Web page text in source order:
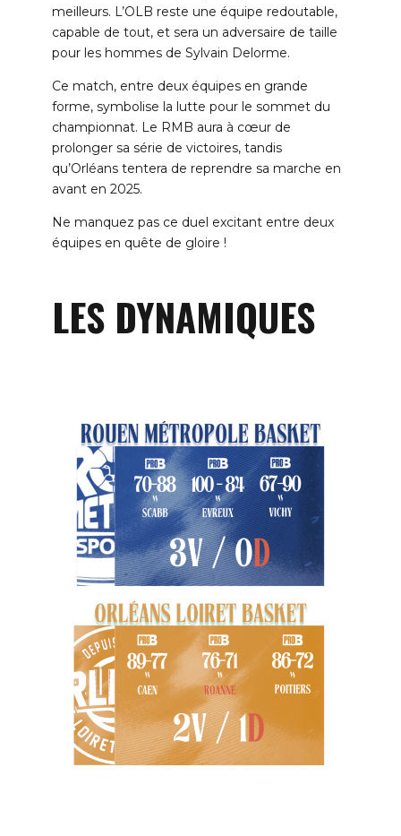
meilleurs. L’OLB reste une équipe redoutable,
capable de tout, et sera un adversaire de taille
pour les hommes de Sylvain Delorme.
Ce match, entre deux équipes en grande
forme, symbolise la lutte pour le sommet du
championnat. Le RMB aura à cœur de
prolonger sa série de victoires, tandis
qu’Orléans tentera de reprendre sa marche en
avant en 2025.
Ne manquez pas ce duel excitant entre deux
équipes en quête de gloire !
LES DYNAMIQUES